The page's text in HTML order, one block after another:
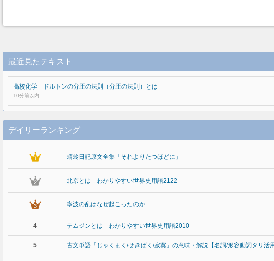
最近見たテキスト
高校化学 ドルトンの分圧の法則（分圧の法則）とは
10分前以内
デイリーランキング
蜻蛉日記原文全集「それよりたつほどに」
北京とは わかりやすい世界史用語2122
寧波の乱はなぜ起こったのか
4 テムジンとは わかりやすい世界史用語2010
5 古文単語「じゃくまく/せきばく/寂寞」の意味・解説【名詞/形容動詞タリ活用